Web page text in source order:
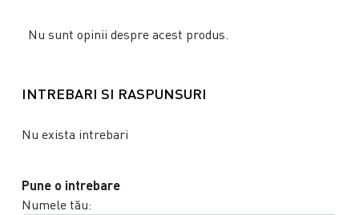
Nu sunt opinii despre acest produs.
INTREBARI SI RASPUNSURI
Nu exista intrebari
Pune o intrebare
Numele tău: